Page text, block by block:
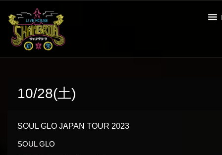
10/28(土)
SOUL GLO JAPAN TOUR 2023
SOUL GLO